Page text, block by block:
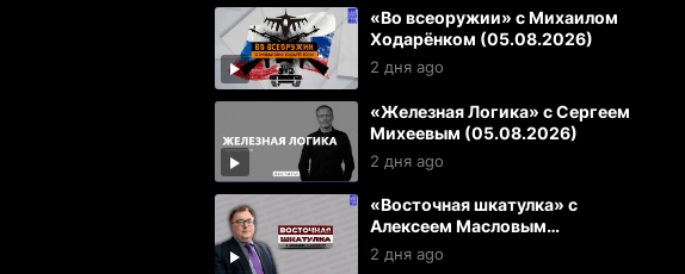
«Во всеоружии» с Михаилом
Ходарёнком (05.08.2026)
2 дня ago
«Железная Логика» с Сергеем
Михеевым (05.08.2026)
2 дня ago
«Восточная шкатулка» с
Алексеем Масловым
(04.08.2026)
2 дня ago